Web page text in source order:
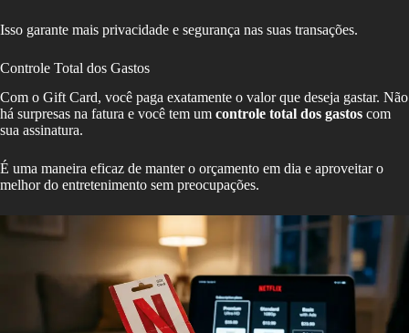
Isso garante mais privacidade e segurança nas suas transações.
Controle Total dos Gastos
Com o Gift Card, você paga exatamente o valor que deseja gastar. Não
há surpresas na fatura e você tem um controle total dos gastos com
sua assinatura.
É uma maneira eficaz de manter o orçamento em dia e aproveitar o
melhor do entretenimento sem preocupações.